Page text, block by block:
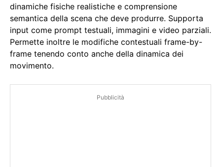
dinamiche fisiche realistiche e comprensione
semantica della scena che deve produrre. Supporta
input come prompt testuali, immagini e video parziali.
Permette inoltre le modifiche contestuali frame-by-
frame tenendo conto anche della dinamica dei
movimento.
Pubblicità